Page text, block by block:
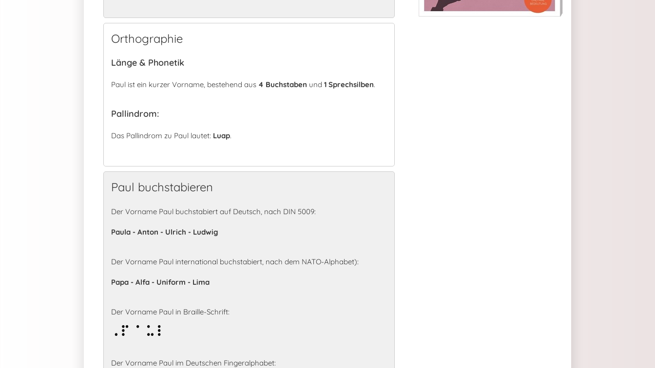
Orthographie
Länge & Phonetik
Paul ist ein kurzer Vorname, bestehend aus 4 Buchstaben und 1 Sprechsilben.
Pallindrom:
Das Pallindrom zu Paul lautet: Luap.
Paul buchstabieren
Der Vorname Paul buchstabiert auf Deutsch, nach DIN 5009:
Paula - Anton - Ulrich - Ludwig
Der Vorname Paul international buchstabiert, nach dem NATO-Alphabet):
Papa - Alfa - Uniform - Lima
Der Vorname Paul in Braille-Schrift:
Paul
Der Vorname Paul im Deutschen Fingeralphabet: